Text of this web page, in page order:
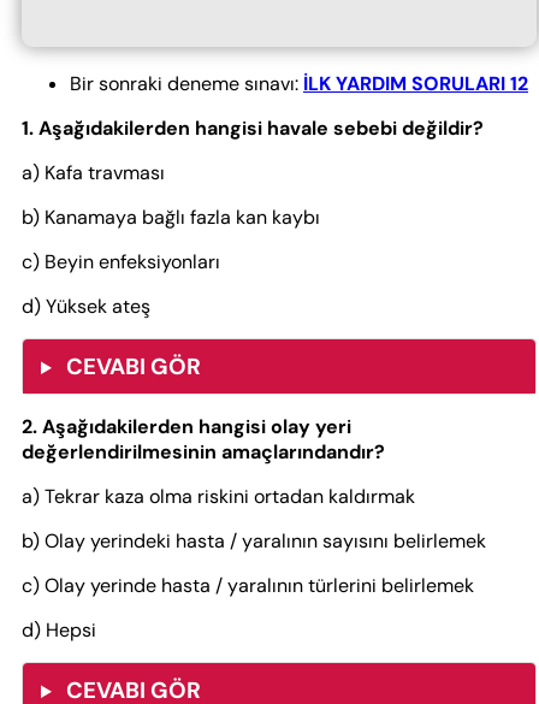
Bir sonraki deneme sınavı: İLK YARDIM SORULARI 12
1. Aşağıdakilerden hangisi havale sebebi değildir?
a) Kafa travması
b) Kanamaya bağlı fazla kan kaybı
c) Beyin enfeksiyonları
d) Yüksek ateş
CEVABI GÖR
2. Aşağıdakilerden hangisi olay yeri
değerlendirilmesinin amaçlarındandır?
a) Tekrar kaza olma riskini ortadan kaldırmak
b) Olay yerindeki hasta / yaralının sayısını belirlemek
c) Olay yerinde hasta / yaralının türlerini belirlemek
d) Hepsi
CEVABI GÖR